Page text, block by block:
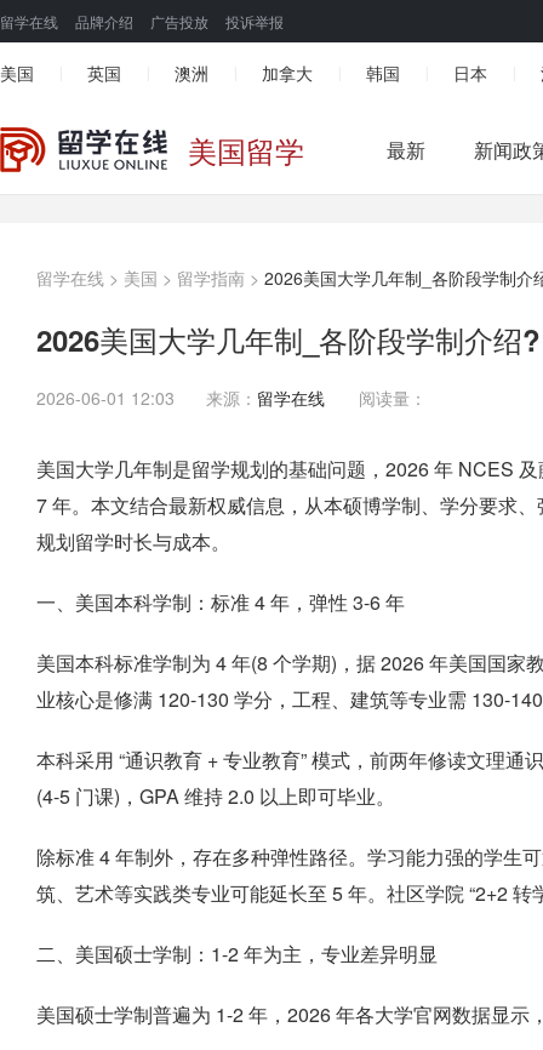
留学在线 品牌介绍 广告投放 投诉举报
美国 英国 澳洲 加拿大 韩国 日本
美国留学 最新 新闻政
留学在线 > 美国 > 留学指南 > 2026美国大学几年制_各阶段学制介
2026美国大学几年制_各阶段学制介绍?
2026-06-01 12:03 来源： 留学在线 阅读量：
美国大学几年制是留学规划的基础问题，2026 年 NCES
7 年。本文结合最新权威信息，从本硕博学制、学分要求
规划留学时长与成本。
一、美国本科学制：标准 4 年，弹性 3-6 年
美国本科标准学制为 4 年(8 个学期)，据 2026 年美国国
业核心是修满 120-130 学分，工程、建筑等专业需 130-
本科采用 “通识教育 + 专业教育” 模式，前两年修读文理
(4-5 门课)，GPA 维持 2.0 以上即可毕业。
除标准 4 年制外，存在多种弹性路径。学习能力强的学生
筑、艺术等实践类专业可能延长至 5 年。社区学院 “2+2
二、美国硕士学制：1-2 年为主，专业差异明显
美国硕士学制普遍为 1-2 年，2026 年各大学官网数据显